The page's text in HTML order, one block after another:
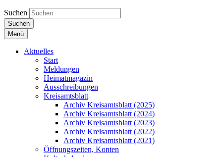
Suchen
Suchen
Menü
Aktuelles
Start
Meldungen
Heimatmagazin
Ausschreibungen
Kreisamtsblatt
Archiv Kreisamtsblatt (2025)
Archiv Kreisamtsblatt (2024)
Archiv Kreisamtsblatt (2023)
Archiv Kreisamtsblatt (2022)
Archiv Kreisamtsblatt (2021)
Öffnungszeiten, Konten